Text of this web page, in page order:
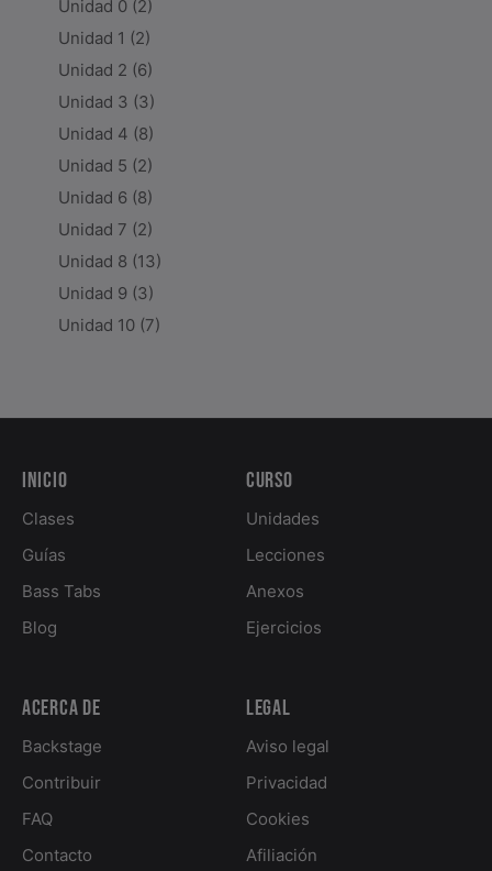
Unidad 0 (2)
Unidad 1 (2)
Unidad 2 (6)
Unidad 3 (3)
Unidad 4 (8)
Unidad 5 (2)
Unidad 6 (8)
Unidad 7 (2)
Unidad 8 (13)
Unidad 9 (3)
Unidad 10 (7)
Inicio
Clases
Guías
Bass Tabs
Blog
Curso
Unidades
Lecciones
Anexos
Ejercicios
Acerca de
Backstage
Contribuir
FAQ
Contacto
Legal
Aviso legal
Privacidad
Cookies
Afiliación